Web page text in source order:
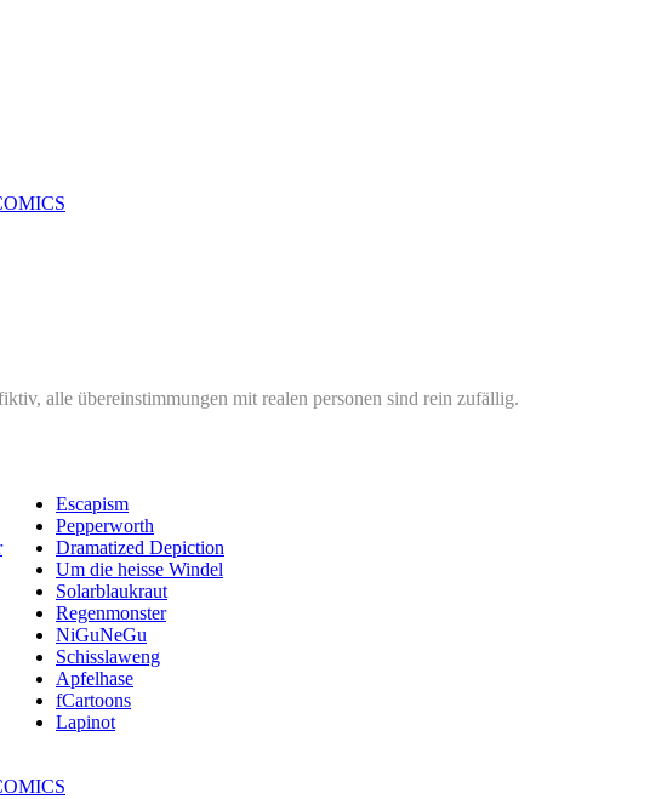
alle übereinstimmungen mit realen personen sind rein zufällig.
Escapism
Pepperworth
Dramatized Depiction
Um die heisse Windel
Solarblaukraut
Regenmonster
NiGuNeGu
Schisslaweng
Apfelhase
fCartoons
Lapinot